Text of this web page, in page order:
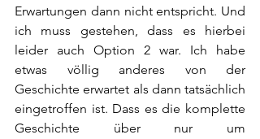
Erwartungen dann nicht entspricht. Und
ich muss gestehen, dass es hierbei
leider auch Option 2 war. Ich habe
etwas völlig anderes von der
Geschichte erwartet als dann tatsächlich
eingetroffen ist. Dass es die komplette
Geschichte über nur um